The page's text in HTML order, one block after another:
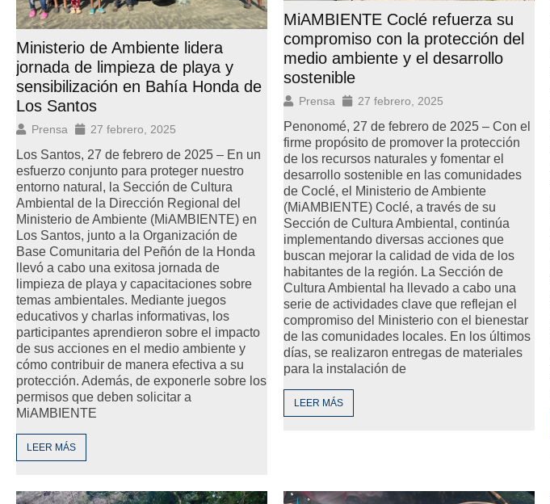
Ministerio de Ambiente lidera
jornada de limpieza de playa y
sensibilización en Bahía Honda de
Los Santos
Prensa 27 febrero, 2025
Los Santos, 27 de febrero de 2025 – En un
esfuerzo conjunto para proteger nuestro
entorno natural, la Sección de Cultura
Ambiental de la Dirección Regional del
Ministerio de Ambiente (MiAMBIENTE) en
Los Santos, junto a la Organización de
Base Comunitaria del Peñón de la Honda
llevó a cabo una exitosa jornada de
limpieza de playa y capacitaciones sobre
temas ambientales. Mediante juegos
educativos y charlas informativas, los
participantes aprendieron sobre el impacto
de sus acciones en el medio ambiente y
cómo contribuir de manera efectiva a su
protección. Además, de exponerle sobre los
permisos que deben solicitar a
MiAMBIENTE
LEER MÁS
MiAMBIENTE Coclé refuerza su
compromiso con la protección del
medio ambiente y el desarrollo
sostenible
Prensa 27 febrero, 2025
Penonomé, 27 de febrero de 2025 – Con el
firme propósito de promover la protección
de los recursos naturales y fomentar el
desarrollo sostenible en las comunidades
de Coclé, el Ministerio de Ambiente
(MiAMBIENTE) Coclé, a través de su
Sección de Cultura Ambiental, continúa
implementando diversas acciones que
buscan mejorar la calidad de vida de los
habitantes de la región. La Sección de
Cultura Ambiental ha llevado a cabo una
serie de actividades clave que reflejan el
compromiso del Ministerio con el bienestar
de las comunidades locales. En los últimos
días, se realizaron entregas de materiales
para la instalación de
LEER MÁS